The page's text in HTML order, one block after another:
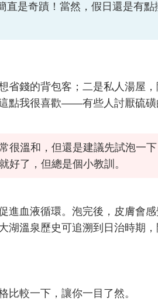
是奇蹟！當然，假日還是有
省錢的背包客；二是私人湯屋
點我很喜歡——有些人討厭硫
很溫和，但還是建議先試泡一
好了，但總是個小教訓。
進血液循環。泡完後，皮膚會
湖溫泉歷史可追溯到日治時期
比較一下，讓你一目了然。